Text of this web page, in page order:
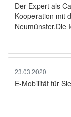
Der Expert als
Kooperation mit
23.03.2020
E-Mobilität für